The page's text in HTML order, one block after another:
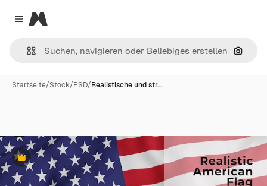
Close menu
Magnific
Nach
Startseite/Stock/PSD/Realistische und str…
Premium